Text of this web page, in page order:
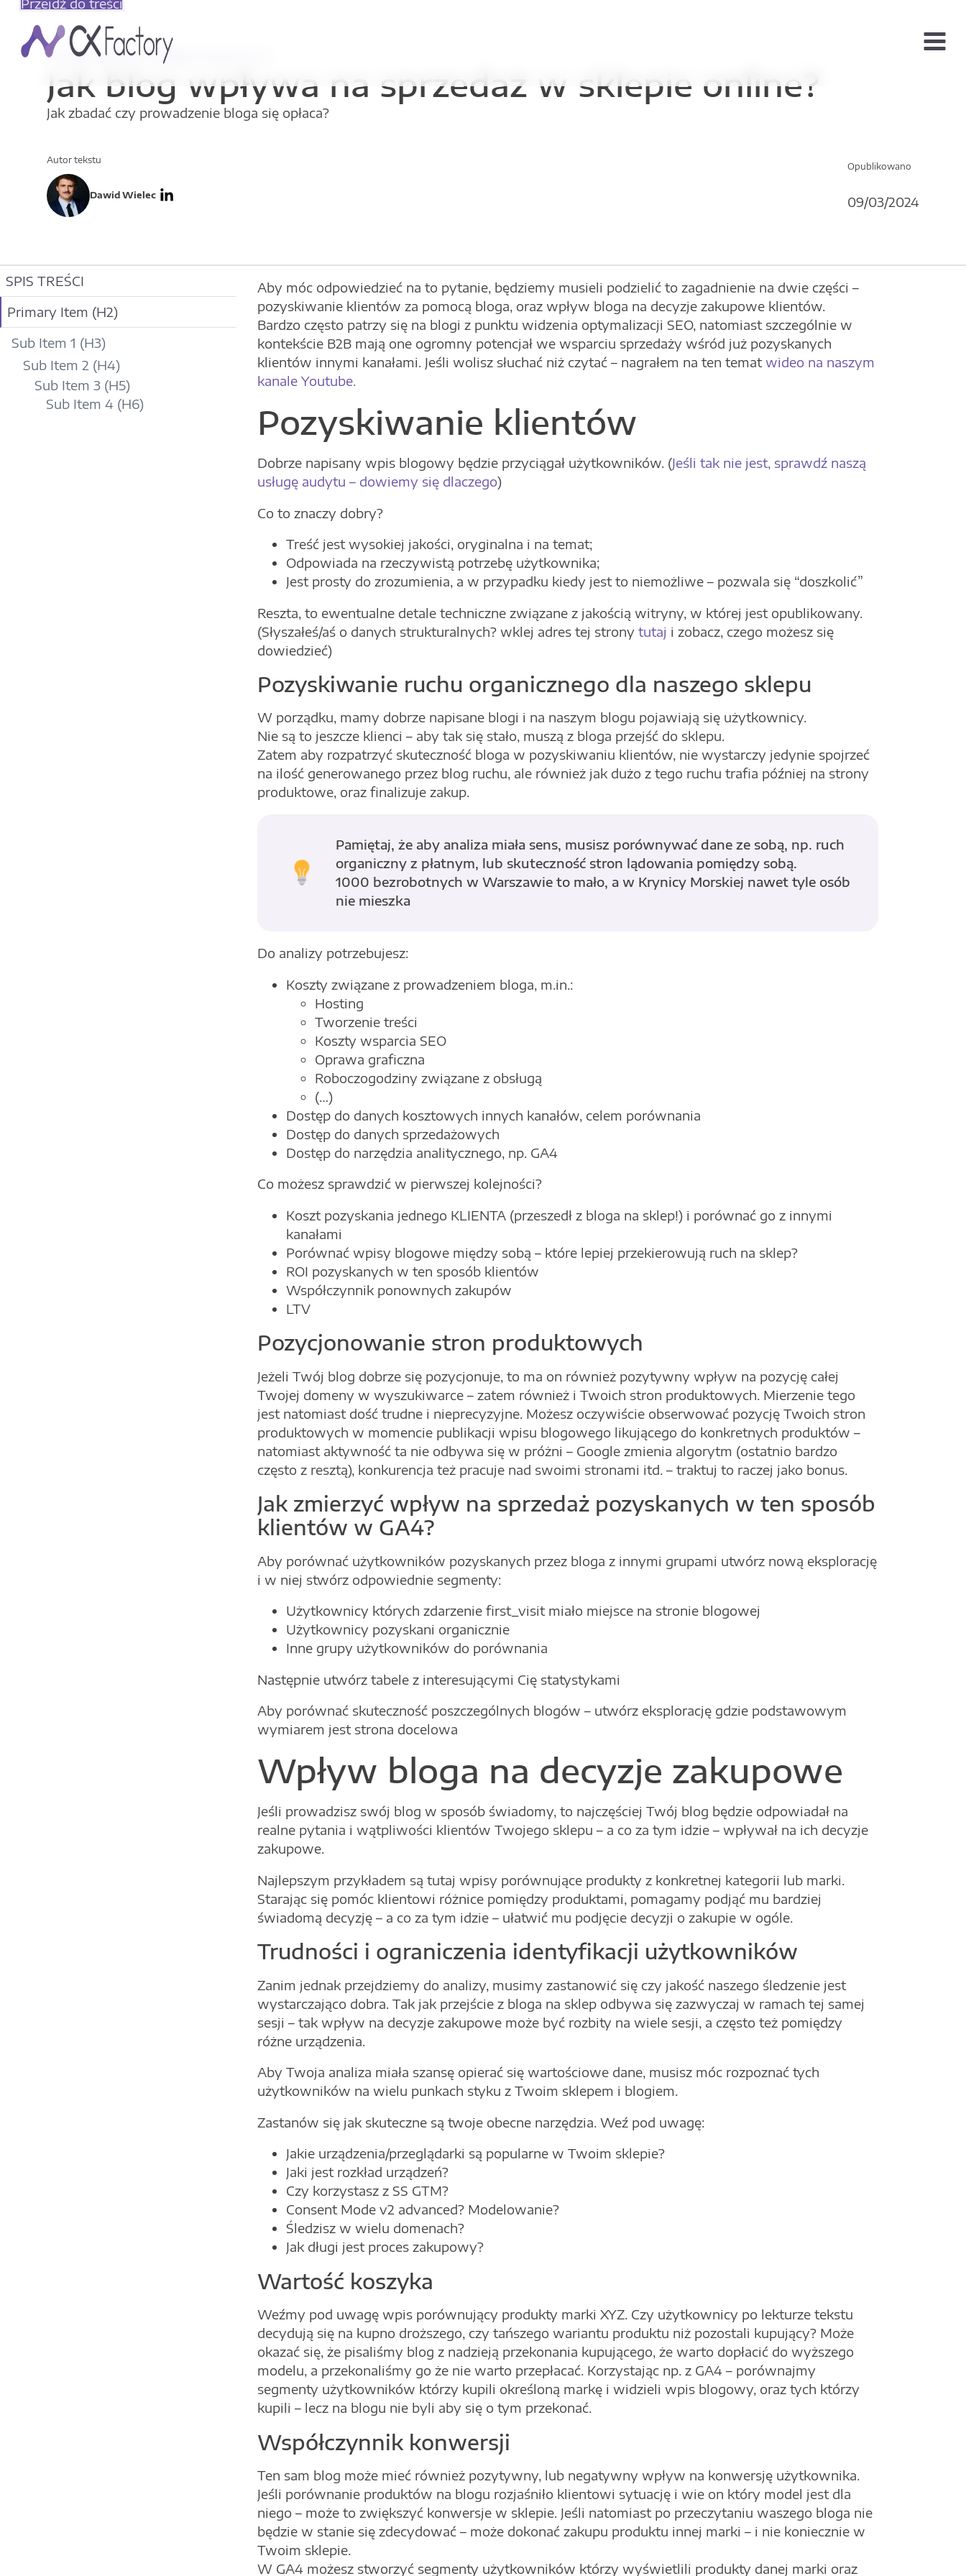
Przejdź do treści
Analiza danych |Google Analytics 4
Jak blog wpływa na sprzedaż w sklepie online?
Jak zbadać czy prowadzenie bloga się opłaca?
Autor tekstu
Dawid Wielec
Opublikowano
09/03/2024
SPIS TREŚCI
Primary Item (H2)
Sub Item 1 (H3)
Sub Item 2 (H4)
Sub Item 3 (H5)
Sub Item 4 (H6)
Aby móc odpowiedzieć na to pytanie, będziemy musieli podzielić to zagadnienie na dwie części –
pozyskiwanie klientów za pomocą bloga, oraz wpływ bloga na decyzje zakupowe klientów.
Bardzo często patrzy się na blogi z punktu widzenia optymalizacji SEO, natomiast szczególnie w
kontekście B2B mają one ogromny potencjał we wsparciu sprzedaży wśród już pozyskanych
klientów innymi kanałami. Jeśli wolisz słuchać niż czytać – nagrałem na ten tematwideo na naszym
kanale Youtube.
Pozyskiwanie klientów
Dobrze napisany wpis blogowy będzie przyciągał użytkowników. (Jeśli tak nie jest, sprawdź naszą
usługę audytu – dowiemy się dlaczego)
Co to znaczy dobry?
Treść jest wysokiej jakości, oryginalna i na temat;
Odpowiada na rzeczywistą potrzebę użytkownika;
Jest prosty do zrozumienia, a w przypadku kiedy jest to niemożliwe – pozwala się “doszkolić”
Reszta, to ewentualne detale techniczne związane z jakością witryny, w której jest opublikowany.
(Słyszałeś/aś o danych strukturalnych? wklej adres tej stronytutaj i zobacz, czego możesz się
dowiedzieć)
Pozyskiwanie ruchu organicznego dla naszego sklepu
W porządku, mamy dobrze napisane blogi i na naszym blogu pojawiają się użytkownicy.
Nie są to jeszcze klienci – aby tak się stało, muszą z bloga przejść do sklepu.
Zatem aby rozpatrzyć skuteczność bloga w pozyskiwaniu klientów, nie wystarczy jedynie spojrzeć
na ilość generowanego przez blog ruchu, ale również jak dużo z tego ruchu trafia później na strony
produktowe, oraz finalizuje zakup.
Pamiętaj, że aby analiza miała sens, musisz porównywać dane ze sobą, np. ruch
organiczny z płatnym, lub skuteczność stron lądowania pomiędzy sobą.
1000 bezrobotnych w Warszawie to mało, a w Krynicy Morskiej nawet tyle osób
nie mieszka
Do analizy potrzebujesz:
Koszty związane z prowadzeniem bloga, m.in.:
Hosting
Tworzenie treści
Koszty wsparcia SEO
Oprawa graficzna
Roboczogodziny związane z obsługą
(…)
Dostęp do danych kosztowych innych kanałów, celem porównania
Dostęp do danych sprzedażowych
Dostęp do narzędzia analitycznego, np. GA4
Co możesz sprawdzić w pierwszej kolejności?
Koszt pozyskania jednego KLIENTA (przeszedł z bloga na sklep!) i porównać go z innymi
kanałami
Porównać wpisy blogowe między sobą – które lepiej przekierowują ruch na sklep?
ROI pozyskanych w ten sposób klientów
Współczynnik ponownych zakupów
LTV
Pozycjonowanie stron produktowych
Jeżeli Twój blog dobrze się pozycjonuje, to ma on również pozytywny wpływ na pozycję całej
Twojej domeny w wyszukiwarce – zatem również i Twoich stron produktowych. Mierzenie tego
jest natomiast dość trudne i nieprecyzyjne. Możesz oczywiście obserwować pozycję Twoich stron
produktowych w momencie publikacji wpisu blogowego likującego do konkretnych produktów –
natomiast aktywność ta nie odbywa się w próżni – Google zmienia algorytm (ostatnio bardzo
często z resztą), konkurencja też pracuje nad swoimi stronami itd. – traktuj to raczej jako bonus.
Jak zmierzyć wpływ na sprzedaż pozyskanych w ten sposób
klientów w GA4?
Aby porównać użytkowników pozyskanych przez bloga z innymi grupami utwórz nową eksplorację
i w niej stwórz odpowiednie segmenty:
Użytkownicy których zdarzenie first_visit miało miejsce na stronie blogowej
Użytkownicy pozyskani organicznie
Inne grupy użytkowników do porównania
Następnie utwórz tabele z interesującymi Cię statystykami
Aby porównać skuteczność poszczególnych blogów – utwórz eksplorację gdzie podstawowym
wymiarem jest strona docelowa
Wpływ bloga na decyzje zakupowe
Jeśli prowadzisz swój blog w sposób świadomy, to najczęściej Twój blog będzie odpowiadał na
realne pytania i wątpliwości klientów Twojego sklepu – a co za tym idzie – wpływał na ich decyzje
zakupowe.
Najlepszym przykładem są tutaj wpisy porównujące produkty z konkretnej kategorii lub marki.
Starając się pomóc klientowi różnice pomiędzy produktami, pomagamy podjąć mu bardziej
świadomą decyzję – a co za tym idzie – ułatwić mu podjęcie decyzji o zakupie w ogóle.
Trudności i ograniczenia identyfikacji użytkowników
Zanim jednak przejdziemy do analizy, musimy zastanowić się czy jakość naszego śledzenie jest
wystarczająco dobra. Tak jak przejście z bloga na sklep odbywa się zazwyczaj w ramach tej samej
sesji – tak wpływ na decyzje zakupowe może być rozbity na wiele sesji, a często też pomiędzy
różne urządzenia.
Aby Twoja analiza miała szansę opierać się wartościowe dane, musisz móc rozpoznać tych
użytkowników na wielu punkach styku z Twoim sklepem i blogiem.
Zastanów się jak skuteczne są twoje obecne narzędzia. Weź pod uwagę:
Jakie urządzenia/przeglądarki są popularne w Twoim sklepie?
Jaki jest rozkład urządzeń?
Czy korzystasz z SS GTM?
Consent Mode v2 advanced? Modelowanie?
Śledzisz w wielu domenach?
Jak długi jest proces zakupowy?
Wartość koszyka
Weźmy pod uwagę wpis porównujący produkty marki XYZ. Czy użytkownicy po lekturze tekstu
decydują się na kupno droższego, czy tańszego wariantu produktu niż pozostali kupujący? Może
okazać się, że pisaliśmy blog z nadzieją przekonania kupującego, że warto dopłacić do wyższego
modelu, a przekonaliśmy go że nie warto przepłacać. Korzystając np. z GA4 – porównajmy
segmenty użytkowników którzy kupili określoną markę i widzieli wpis blogowy, oraz tych którzy
kupili – lecz na blogu nie byli aby się o tym przekonać.
Współczynnik konwersji
Ten sam blog może mieć również pozytywny, lub negatywny wpływ na konwersję użytkownika.
Jeśli porównanie produktów na blogu rozjaśniło klientowi sytuację i wie on który model jest dla
niego – może to zwiększyć konwersje w sklepie. Jeśli natomiast po przeczytaniu waszego bloga nie
będzie w stanie się zdecydować – może dokonać zakupu produktu innej marki – i nie koniecznie w
Twoim sklepie.
W GA4 możesz stworzyć segmenty użytkowników którzy wyświetlili produkty danej marki oraz